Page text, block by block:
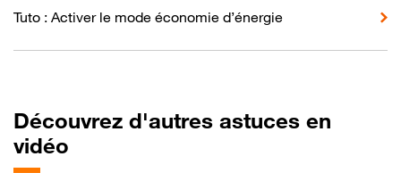
Tuto : Activer le mode économie d’énergie
Découvrez d'autres astuces en
vidéo